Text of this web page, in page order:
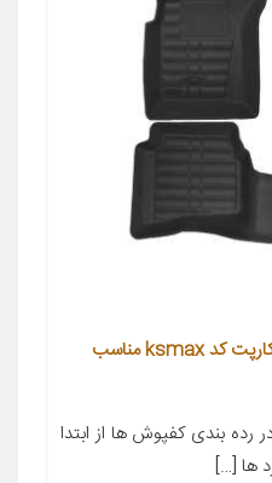
کفپوش سه بعدی خودرو بابل کارپت کد ksmax مناسب
بندی کفپوش ها از ابتدا
ها […]